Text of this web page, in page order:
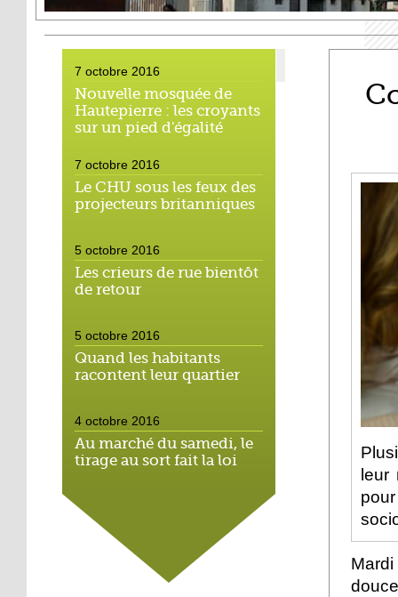
7 octobre 2016
Nouvelle mosquée de
Hautepierre : les croyants
sur un pied d'égalité
7 octobre 2016
Le CHU sous les feux des
projecteurs britanniques
5 octobre 2016
Les crieurs de rue bientôt
de retour
5 octobre 2016
Quand les habitants
racontent leur quartier
4 octobre 2016
Au marché du samedi, le
tirage au sort fait la loi
4 octobre 2016
Hautepierre: paysage
sonore
leur